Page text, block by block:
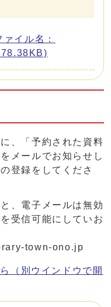
イル名：
、「予約された資料
メールでお知らせし
登録をしてくださ
、電子メールは無効
受信可能にしていお
town-ono.jp
（別ウインドウで開